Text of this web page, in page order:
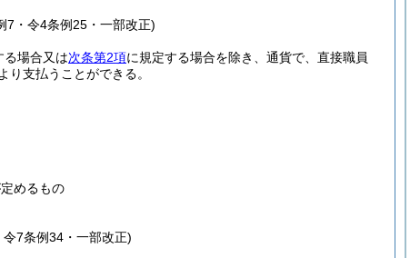
7・令4条例25・一部改正)
る場合又は次条第2項に規定する場合を除き、通貨で、直接職員
り支払うことができる。
めるもの
7条例34・一部改正)